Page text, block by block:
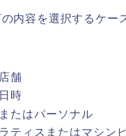
内容を選択するケー
舗
時
たはパーソナル
ティスまたはマシン